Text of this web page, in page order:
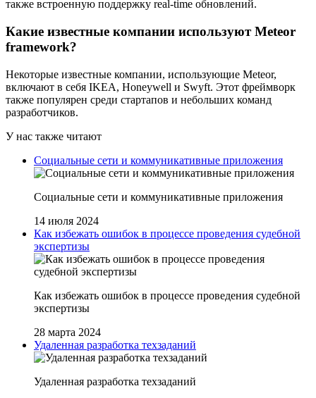
также встроенную поддержку real-time обновлений.
Какие известные компании используют Meteor
framework?
Некоторые известные компании, использующие Meteor,
включают в себя IKEA, Honeywell и Swyft. Этот фреймворк
также популярен среди стартапов и небольших команд
разработчиков.
У нас также читают
Социальные сети и коммуникативные приложения
Социальные сети и коммуникативные приложения
14 июля 2024
Как избежать ошибок в процессе проведения судебной
экспертизы
Как избежать ошибок в процессе проведения судебной
экспертизы
28 марта 2024
Удаленная разработка техзаданий
Удаленная разработка техзаданий